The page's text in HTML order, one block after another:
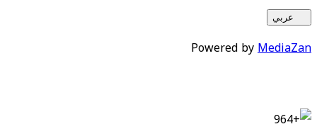
عربي
Powered byMediaZan